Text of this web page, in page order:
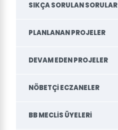
SIKÇA SORULAN SORULAR
PLANLANAN PROJELER
DEVAM EDEN PROJELER
NÖBETÇI ECZANELER
BB MECLIS ÜYELERI